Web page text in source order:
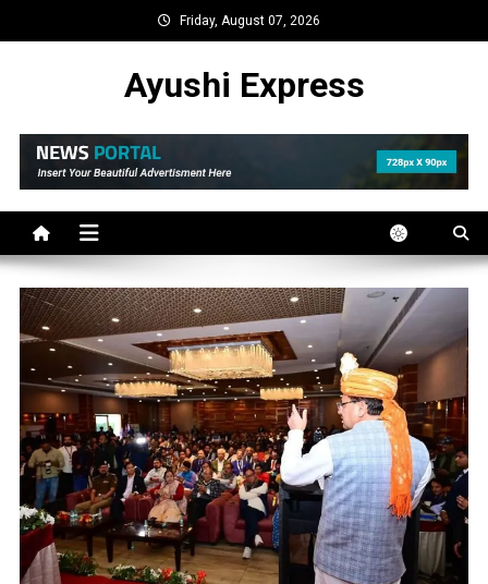
to
Friday, August 07, 2026
Ayushi Express